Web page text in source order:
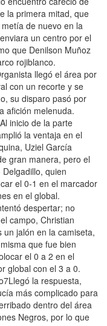
la primera mitad, que
de nuevo en la
un centro por el
que Denilson Muñoz
rojiblanco.
llegó el área por
con un recorte y se
su disparo pasó por
afición melenuda.
inicio de la parte
la ventaja en el
Uziel García
gran manera, pero el
quien
el 0-1 en el marcador
en el global.
despertar; no
campo, Christian
jalón en la camiseta,
que fue bien
el 0 a 2 en el
global con el 3 a 0.
la respuesta,
más complicado para
dentro del área
Negros, por lo que